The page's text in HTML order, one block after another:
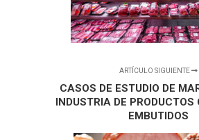
ARTÍCULO SIGUIENTE
CASOS DE ESTUDIO DE
INDUSTRIA DE PRODUCTOS
EMBUTIDOS